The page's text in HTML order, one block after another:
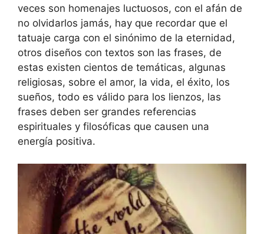
veces son homenajes luctuosos, con el afán de
no olvidarlos jamás, hay que recordar que el
tatuaje carga con el sinónimo de la eternidad,
otros diseños con textos son las frases, de
estas existen cientos de temáticas, algunas
religiosas, sobre el amor, la vida, el éxito, los
sueños, todo es válido para los lienzos, las
frases deben ser grandes referencias
espirituales y filosóficas que causen una
energía positiva.